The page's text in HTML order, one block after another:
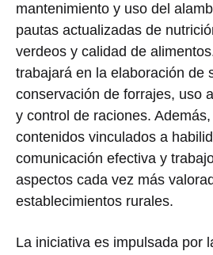
mantenimiento y uso del
pautas actualizadas de
verdeos y calidad de
trabajará en la elaboración de
conservación de forrajes, uso
y control de raciones.
contenidos vinculados a
comunicación efectiva y
aspectos cada vez más
establecimientos rurales.
La iniciativa es impulsada por